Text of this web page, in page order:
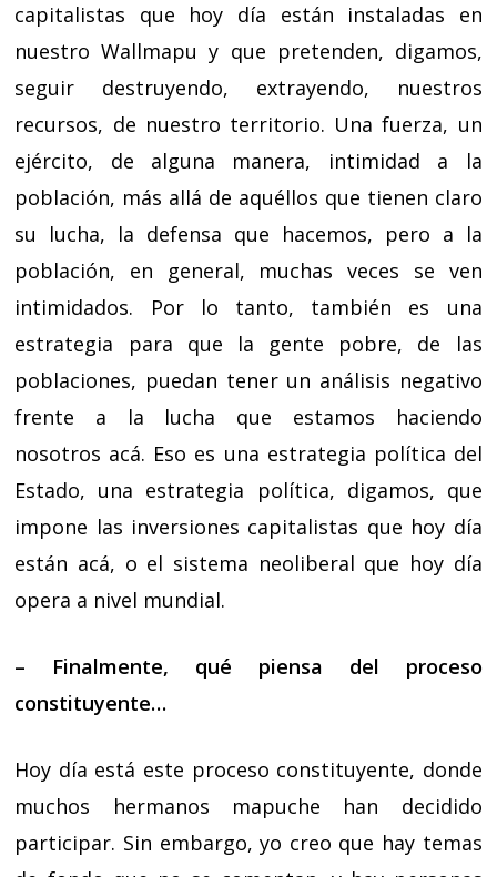
capitalistas que hoy día están instaladas en
nuestro Wallmapu y que pretenden, digamos,
seguir destruyendo, extrayendo, nuestros
recursos, de nuestro territorio. Una fuerza, un
ejército, de alguna manera, intimidad a la
población, más allá de aquéllos que tienen claro
su lucha, la defensa que hacemos, pero a la
población, en general, muchas veces se ven
intimidados. Por lo tanto, también es una
estrategia para que la gente pobre, de las
poblaciones, puedan tener un análisis negativo
frente a la lucha que estamos haciendo
nosotros acá. Eso es una estrategia política del
Estado, una estrategia política, digamos, que
impone las inversiones capitalistas que hoy día
están acá, o el sistema neoliberal que hoy día
opera a nivel mundial.
– Finalmente, qué piensa del proceso
constituyente…
Hoy día está este proceso constituyente, donde
muchos hermanos mapuche han decidido
participar. Sin embargo, yo creo que hay temas